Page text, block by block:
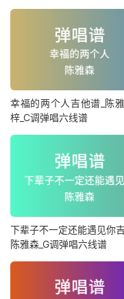
幸福的两个人吉他谱_陈
梓_C调弹唱六线谱
下辈子不一定还能遇见你吉
陈雅森_G调弹唱六线谱